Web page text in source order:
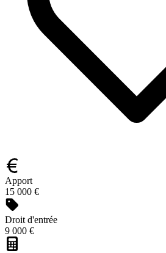
Apport
15 000 €
Droit d'entrée
9 000 €